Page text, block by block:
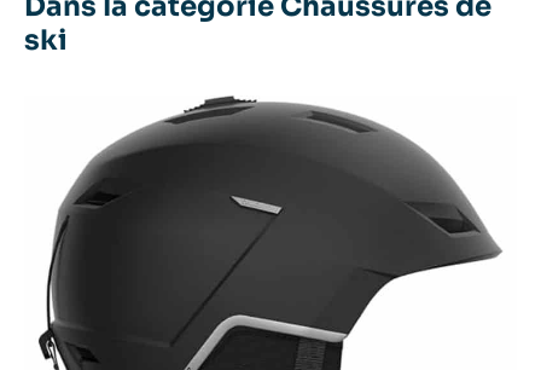
Dans la catégorie Chaussures de
ski